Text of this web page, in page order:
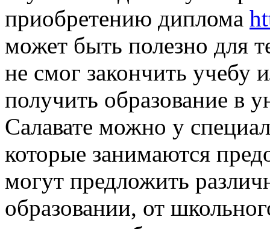
приобретению диплома
может быть полезно для
не смог закончить учебу
получить образование в
Салавате можно у
которые занимаются
могут предложить
образовании, от